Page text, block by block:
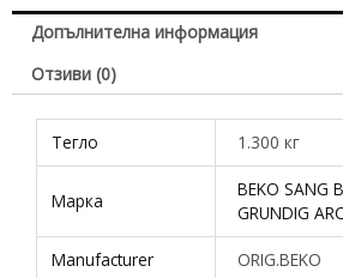
Допълнителна информация
Отзиви (0)
Тегло 1.300 кг
Марка
BEKO SANG
GRUNDIG
Manufacturer ORIG.BEKO